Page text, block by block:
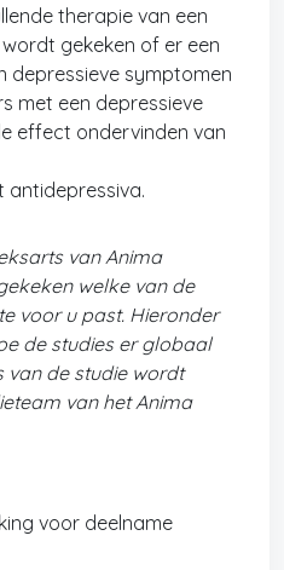
therapie van een
gekeken of er een
depressieve symptomen
met een depressieve
effect ondervinden van
antidepressiva.
van Anima
welke van de
voor u past. Hieronder
de studies er globaal
van de studie wordt
van het Anima
voor deelname